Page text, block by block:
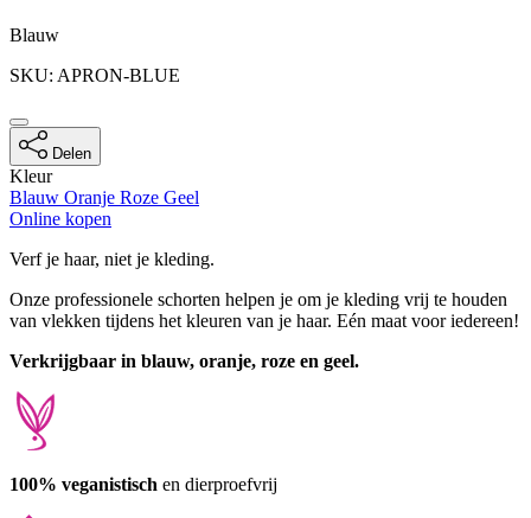
Productinformatie
Blauw
SKU: APRON-BLUE
Delen
Kleur
Blauw Oranje Roze Geel
Online kopen
Description
Verf je haar, niet je kleding.
Onze professionele schorten helpen je om je kleding vrij te houden
van vlekken tijdens het kleuren van je haar. Eén maat voor iedereen!
Verkrijgbaar in blauw, oranje, roze en geel.
100% veganistisch en dierproefvrij